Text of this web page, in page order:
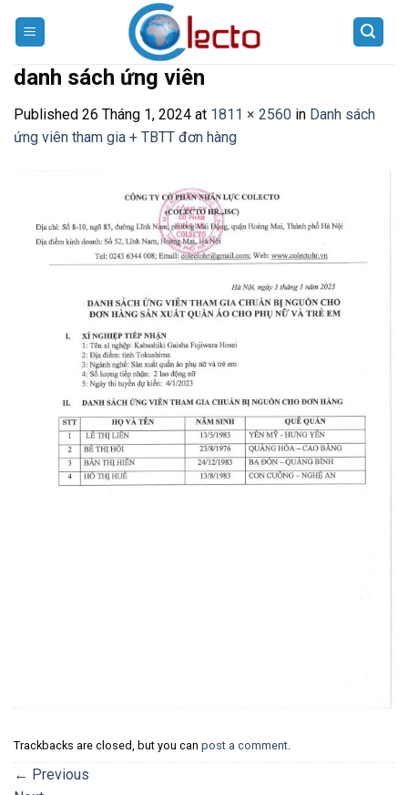
danh sách ứng viên
Published 26 Tháng 1, 2024 at 1811 × 2560 in Danh sách
ứng viên tham gia + TBTT đơn hàng
Trackbacks are closed, but you can post a comment.
← Previous